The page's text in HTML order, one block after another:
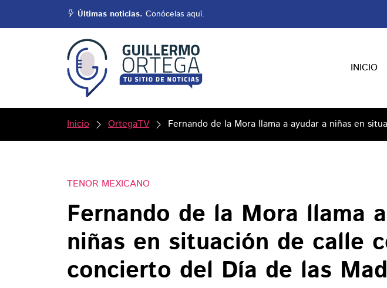
Últimas noticias. Conócelas aquí.
INICIO
Inicio OrtegaTV Fernando de la Mora llama a ayudar a niñas en
TENOR MEXICANO
Fernando de la Mora llama
niñas en situación de calle
concierto del Día de las